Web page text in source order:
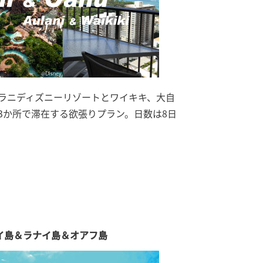
ディズニーリゾートとワイキキ、大自
所で滞在する欲張りプラン。日数は8日
島＆ラナイ島＆オアフ島